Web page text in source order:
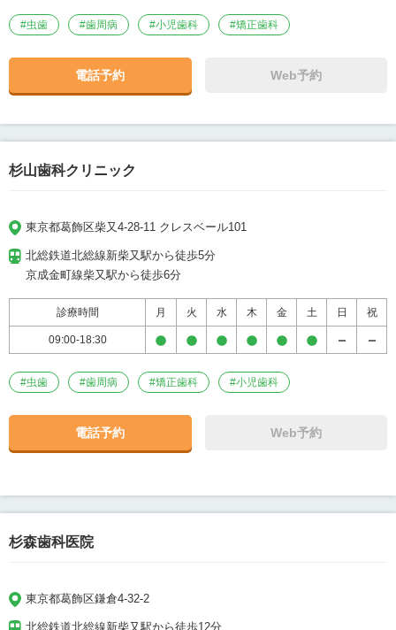
#虫歯 #歯周病 #小児歯科 #矯正歯科
電話予約 Web予約
杉山歯科クリニック
東京都葛飾区柴又4-28-11 クレスベール101
北総鉄道北総線新柴又駅から徒歩5分
京成金町線柴又駅から徒歩6分
診療時間 月 火 水 木 金 土 日 祝
09:00-18:30
#虫歯 #歯周病 #矯正歯科 #小児歯科
電話予約 Web予約
杉森歯科医院
東京都葛飾区鎌倉4-32-2
北総鉄道北総線新柴又駅から徒歩12分